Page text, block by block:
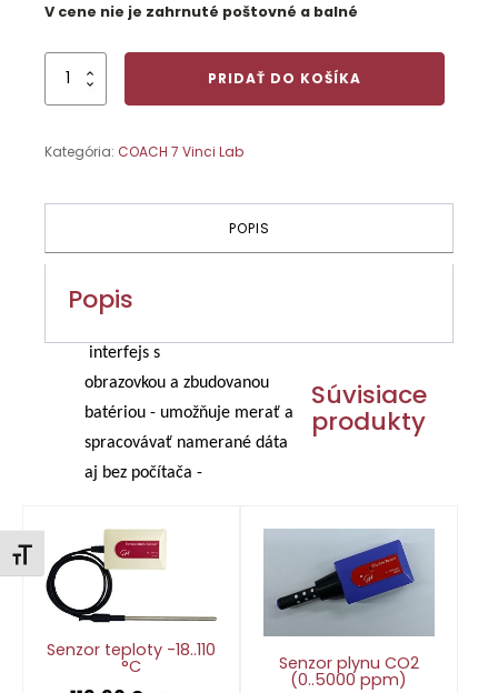
Zmeniť veľkosť písma
V cene nie je zahrnuté poštovné a balné
množstvo
COACH
Lab
PRIDAŤ DO KOŠÍKA
Kategória: COACH 7 Vinci Lab
POPIS
Popis
interfejs s
obrazovkou a zbudovanou
batériou - umožňuje merať a
spracovávať namerané dáta
aj bez počítača -
Súvisiace
produkty
Senzor teploty -18..110
°C Senzor plynu CO2
(0..5000 ppm)